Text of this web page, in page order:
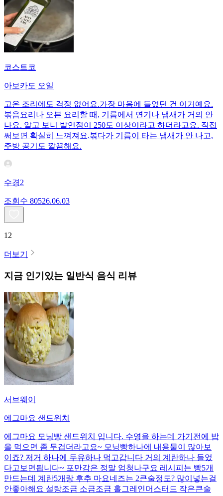
코스트코
아보카도 오일
고온 조리에도 걱정 없어요.가장 마음에 들었던 건 이거예요.
볶음요리나 오븐 요리할 때, 기름에서 연기나 냄새가 거의 안
나요. 알고 보니 발연점이 250도 이상이라고 하더라고요. 직접
써보면 확실히 느껴져요.볶다가 기름이 타는 냄새가 안 나고,
주방 공기도 깔끔해요.
수경2
조회수 80526.06.03
12
더보기
지금 인기있는 일반식 음식 리뷰
서브웨이
에그마요 샌드위치
에그마요 모닝빵 샌드위치 입니다. 수영을 하는데 가기전에 밥
을 먹으면 좀 무겁더라고요~ 모닝빵하나에 내용물이 많아보
이죠? 저거 하나에 두유하나 먹고갑니다 거의 계란하나 들었
다고보면됩니다~ 포만감은 정말 엄청나구요 레시피는 빵5개
만드는데 계란5개랑 후추 마요네즈는 2큰술정도? 많이넣는걸
안좋아해요 설탕조금 소금조금 홀그레인머스터드 작은큰술